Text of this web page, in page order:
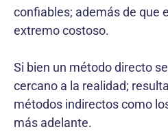
confiables; además de que
extremo costoso.
Si bien un método directo
cercano a la realidad;
métodos indirectos como
más adelante.